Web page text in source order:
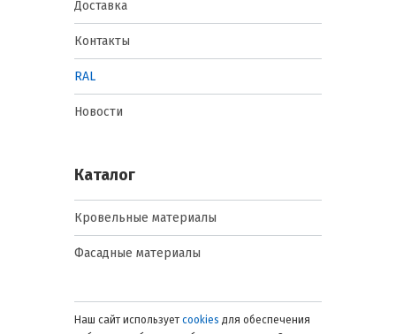
Доставка
Контакты
RAL
Новости
Каталог
Кровельные материалы
Фасадные материалы
Наш сайт использует cookies для обеспечения